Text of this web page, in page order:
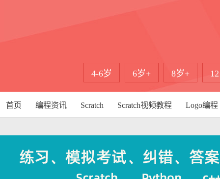
4-6岁 6岁+ 8岁+
首页 编程资讯 Scratch Scratch视频教程 Logo编程